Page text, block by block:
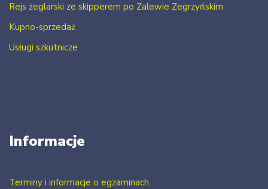
Rejs żeglarski ze skipperem po Zalewie Zegrzyńskim
Kupno-sprzedaż
Usługi szkutnicze
Informacje
Terminy i informacje o egzaminach.